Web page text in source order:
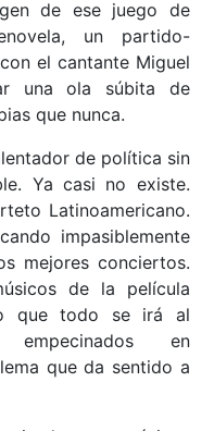
de ese juego de
un partido-
el cantante Miguel
una ola súbita de
que nunca.
de política sin
Ya casi no existe.
Latinoamericano.
impasiblemente
mejores conciertos.
de la película
que todo se irá al
en
que da sentido a